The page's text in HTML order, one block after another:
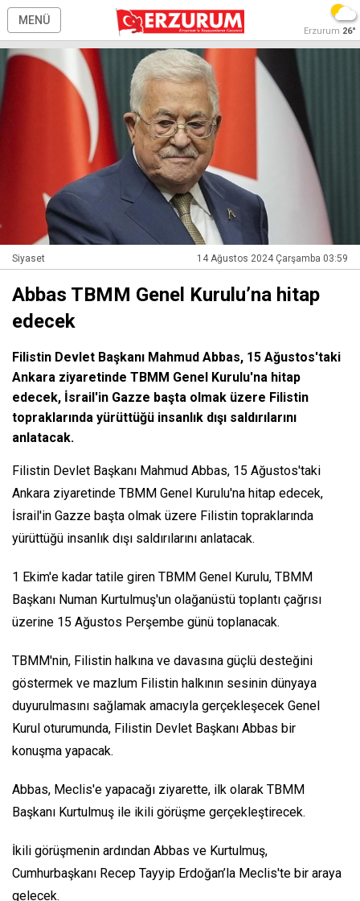
MENÜ
Erzurum 26°
Siyaset 14 Ağustos 2024 Çarşamba 03:59
Abbas TBMM Genel Kurulu’na hitap
edecek
Filistin Devlet Başkanı Mahmud Abbas, 15 Ağustos'taki
Ankara ziyaretinde TBMM Genel Kurulu'na hitap
edecek, İsrail'in Gazze başta olmak üzere Filistin
topraklarında yürüttüğü insanlık dışı saldırılarını
anlatacak.
Filistin Devlet Başkanı Mahmud Abbas, 15 Ağustos'taki
Ankara ziyaretinde TBMM Genel Kurulu'na hitap edecek,
İsrail'in Gazze başta olmak üzere Filistin topraklarında
yürüttüğü insanlık dışı saldırılarını anlatacak.
1 Ekim'e kadar tatile giren TBMM Genel Kurulu, TBMM
Başkanı Numan Kurtulmuş'un olağanüstü toplantı çağrısı
üzerine 15 Ağustos Perşembe günü toplanacak.
TBMM'nin, Filistin halkına ve davasına güçlü desteğini
göstermek ve mazlum Filistin halkının sesinin dünyaya
duyurulmasını sağlamak amacıyla gerçekleşecek Genel
Kurul oturumunda, Filistin Devlet Başkanı Abbas bir
konuşma yapacak.
Abbas, Meclis'e yapacağı ziyarette, ilk olarak TBMM
Başkanı Kurtulmuş ile ikili görüşme gerçekleştirecek.
İkili görüşmenin ardından Abbas ve Kurtulmuş,
Cumhurbaşkanı Recep Tayyip Erdoğan’la Meclis'te bir araya
gelecek.